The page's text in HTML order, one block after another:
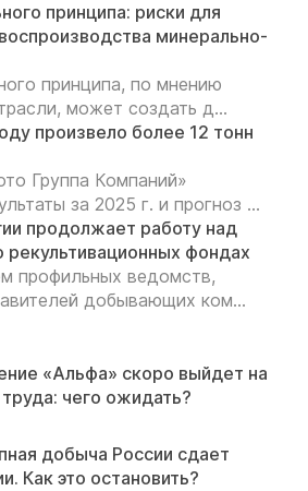
принципа: риски для
минерально-
принципа, по мнению
может создать д...
произвело более 12 тонн
Группа Компаний»
за 2025 г. и прогноз ...
продолжает работу над
рекультивационных фондах
профильных ведомств,
добывающих ком...
«Альфа» скоро выйдет на
чего ожидать?
добыча России сдает
Как это остановить?